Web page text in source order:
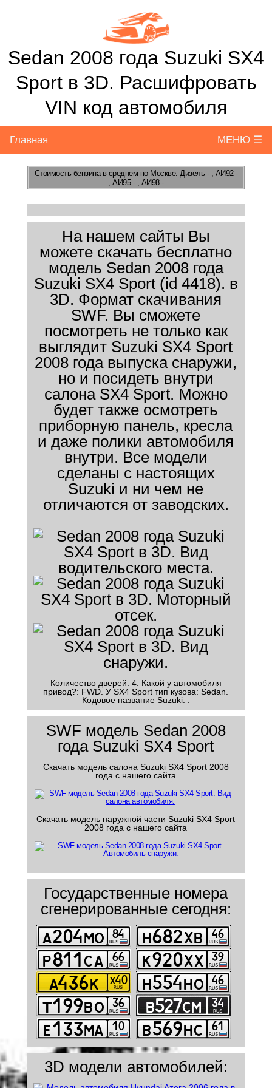
Sedan 2008 года Suzuki SX4
Sport в 3D. Расшифровать
VIN код автомобиля
Главная МЕНЮ ☰
Стоимость бензинав среднем по Москве: Дизель - , АИ92 -
, АИ95 - , АИ98 -
На нашем сайты Вы
можете скачать бесплатно
модель Sedan 2008 года
Suzuki SX4 Sport (id 4418). в
3D. Формат скачивания
SWF. Вы сможете
посмотреть не только как
выглядит Suzuki SX4 Sport
2008 года выпуска снаружи,
но и посидеть внутри
салона SX4 Sport. Можно
будет также осмотреть
приборную панель, кресла
и даже полики автомобиля
внутри. Все модели
сделаны с настоящих
Suzuki и ни чем не
отличаются от заводских.
Количество дверей: 4. Какой у автомобиля
привод?: FWD. У SX4 Sport тип кузова: Sedan.
Кодовое название Suzuki: .
SWF модель Sedan 2008
года Suzuki SX4 Sport
Скачать модель салона Suzuki SX4 Sport 2008
года с нашего сайта
Скачать модель наружной части Suzuki SX4 Sport
2008 года с нашего сайта
Государственные номера
сгенерированные сегодня:
3D модели автомобилей: